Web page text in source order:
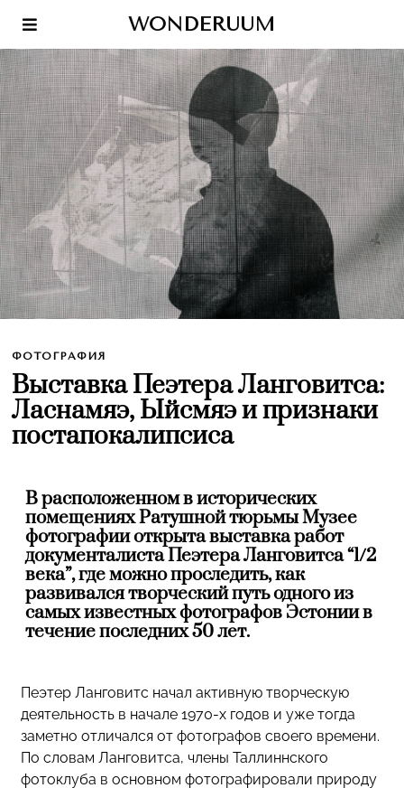
ФОТОГРАФИЯ
Выставка Пеэтера Ланговитса:
Ласнамяэ, Ыйсмяэ и признаки
постапокалипсиса
WONDERUUM
В расположенном в исторических
помещениях Ратушной тюрьмы Музее
фотографии открыта выставка работ
документалиста Пеэтера Ланговитса “1/2
века”, где можно проследить, как
развивался творческий путь одного из
самых известных фотографов Эстонии в
течение последних 50 лет.
Пеэтер Ланговитс начал активную творческую
деятельность в начале 1970-х годов и уже тогда
заметно отличался от фотографов своего времени.
По словам Ланговитса, члены Таллиннского
фотоклуба в основном фотографировали природу